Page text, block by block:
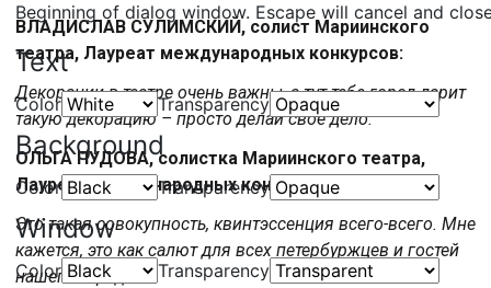
Beginning of dialog window. Escape will cancel and
Text
Color Transparency
Background
Color Transparency
Window
Color Transparency
ВЛАДИСЛАВ СУЛИМСКИЙ, солист Мариинского
театра, Лауреат международных конкурсов:
Декорации в театре очень важны, а тут тебе город дарит
такую декорацию – просто делай свое дело.
ОЛЬГА ПУДОВА, солистка Мариинского театра,
Лауреат международных конкурсов:
Это такая совокупность, квинтэссенция всего-всего. Мне
кажется, это как салют для всех петербуржцев и гостей
нашего города.